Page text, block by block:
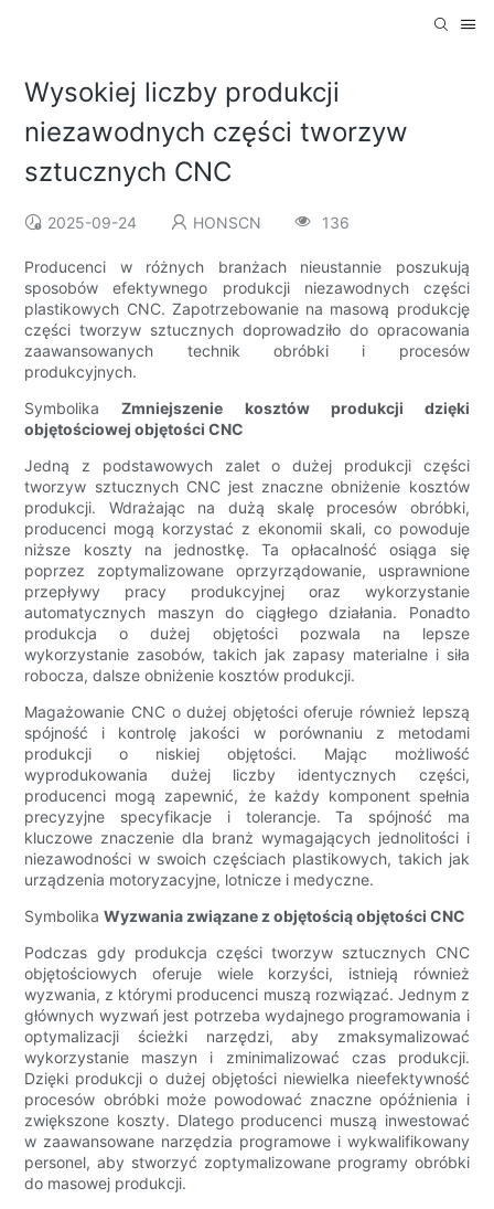
Wysokiej liczby produkcji
niezawodnych części tworzyw
sztucznych CNC
2025-09-24 HONSCN 136
Producenci w różnych branżach nieustannie poszukują
sposobów efektywnego produkcji niezawodnych części
plastikowych CNC. Zapotrzebowanie na masową produkcję
części tworzyw sztucznych doprowadziło do opracowania
zaawansowanych technik obróbki i procesów
produkcyjnych.
SymbolikaZmniejszenie kosztów produkcji dzięki
objętościowej objętości CNC
Jedną z podstawowych zalet o dużej produkcji części
tworzyw sztucznych CNC jest znaczne obniżenie kosztów
produkcji. Wdrażając na dużą skalę procesów obróbki,
producenci mogą korzystać z ekonomii skali, co powoduje
niższe koszty na jednostkę. Ta opłacalność osiąga się
poprzez zoptymalizowane oprzyrządowanie, usprawnione
przepływy pracy produkcyjnej oraz wykorzystanie
automatycznych maszyn do ciągłego działania. Ponadto
produkcja o dużej objętości pozwala na lepsze
wykorzystanie zasobów, takich jak zapasy materialne i siła
robocza, dalsze obniżenie kosztów produkcji.
Magażowanie CNC o dużej objętości oferuje również lepszą
spójność i kontrolę jakości w porównaniu z metodami
produkcji o niskiej objętości. Mając możliwość
wyprodukowania dużej liczby identycznych części,
producenci mogą zapewnić, że każdy komponent spełnia
precyzyjne specyfikacje i tolerancje. Ta spójność ma
kluczowe znaczenie dla branż wymagających jednolitości i
niezawodności w swoich częściach plastikowych, takich jak
urządzenia motoryzacyjne, lotnicze i medyczne.
SymbolikaWyzwania związane z objętością objętości CNC
Podczas gdy produkcja części tworzyw sztucznych CNC
objętościowych oferuje wiele korzyści, istnieją również
wyzwania, z którymi producenci muszą rozwiązać. Jednym z
głównych wyzwań jest potrzeba wydajnego programowania i
optymalizacji ścieżki narzędzi, aby zmaksymalizować
wykorzystanie maszyn i zminimalizować czas produkcji.
Dzięki produkcji o dużej objętości niewielka nieefektywność
procesów obróbki może powodować znaczne opóźnienia i
zwiększone koszty. Dlatego producenci muszą inwestować
w zaawansowane narzędzia programowe i wykwalifikowany
personel, aby stworzyć zoptymalizowane programy obróbki
do masowej produkcji.